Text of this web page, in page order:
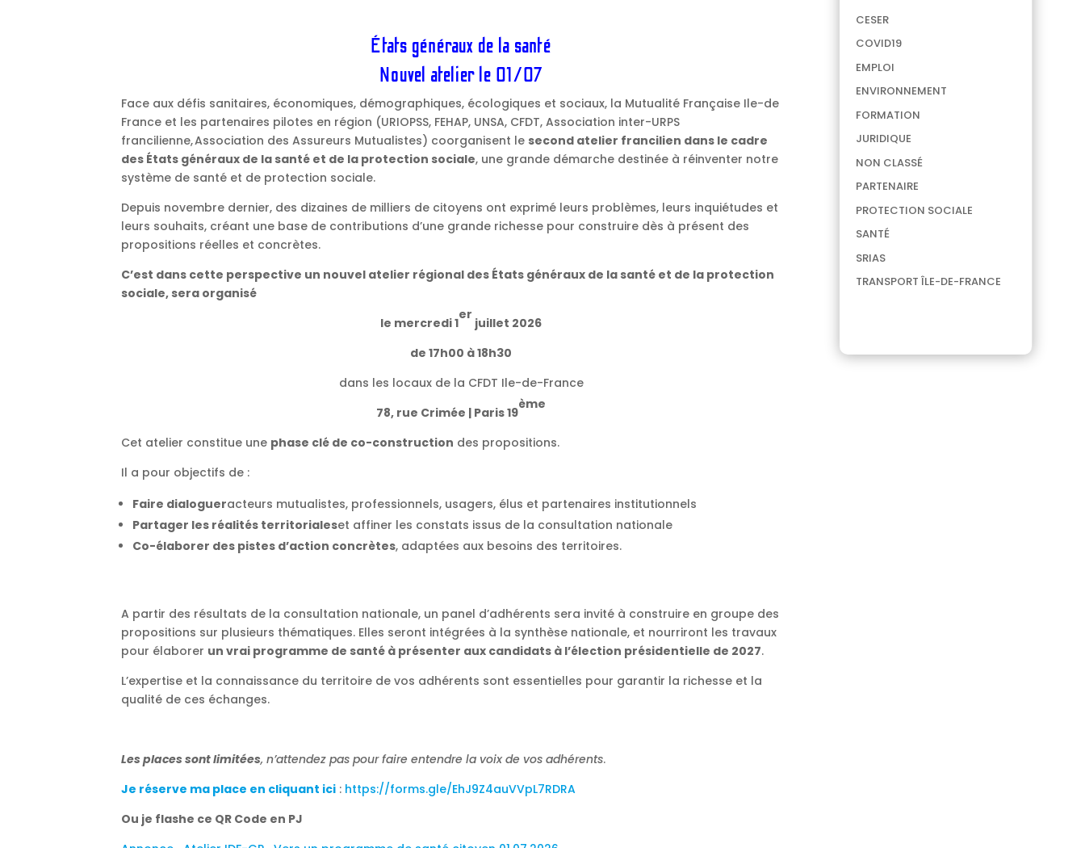
États généraux de la santé
Nouvel atelier le 01/07
Face aux défis sanitaires, économiques, démographiques, écologiques et sociaux, la Mutualité Française Ile-de
France et les partenaires pilotes en région (URIOPSS, FEHAP, UNSA, CFDT, Association inter-URPS
francilienne, Association des Assureurs Mutualistes) coorganisent le second atelier francilien dans le cadre
des États généraux de la santé et de la protection sociale, une grande démarche destinée à réinventer notre
système de santé et de protection sociale.
Depuis novembre dernier, des dizaines de milliers de citoyens ont exprimé leurs problèmes, leurs inquiétudes et
leurs souhaits, créant une base de contributions d’une grande richesse pour construire dès à présent des
propositions réelles et concrètes.
C’est dans cette perspective un nouvel atelier régional des États généraux de la santé et de la protection
sociale, sera organisé
le mercredi 1
er
juillet 2026
de 17h00 à 18h30
dans les locaux de la CFDT Ile-de-France
78, rue Crimée | Paris 19
ème
Cet atelier constitue une phase clé de co-construction des propositions.
Il a pour objectifs de :
Faire dialogueracteurs mutualistes, professionnels, usagers, élus et partenaires institutionnels
Partager les réalités territorialeset affiner les constats issus de la consultation nationale
Co-élaborer des pistes d’action concrètes, adaptées aux besoins des territoires.
A partir des résultats de la consultation nationale, un panel d’adhérents sera invité à construire en groupe des
propositions sur plusieurs thématiques. Elles seront intégrées à la synthèse nationale, et nourriront les travaux
pour élaborer un vrai programme de santé à présenter aux candidats à l’élection présidentielle de 2027.
L’expertise et la connaissance du territoire de vos adhérents sont essentielles pour garantir la richesse et la
qualité de ces échanges.
Les places sont limitées, n’attendez pas pour faire entendre la voix de vos adhérents.
Je réserve ma place en cliquant ici : https://forms.gle/EhJ9Z4auVVpL7RDRA
Ou je flashe ce QR Code en PJ
CESER
COVID19
EMPLOI
ENVIRONNEMENT
FORMATION
JURIDIQUE
NON CLASSÉ
PARTENAIRE
PROTECTION SOCIALE
SANTÉ
SRIAS
TRANSPORT ÎLE-DE-FRANCE